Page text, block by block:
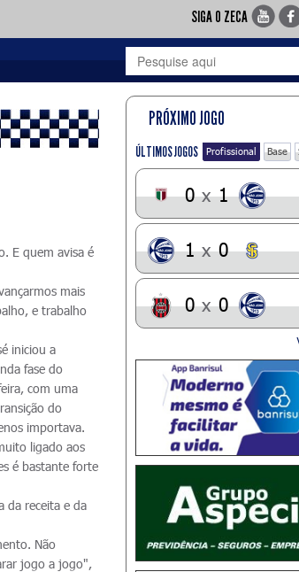
SIGA O ZECA
E quem avisa é
mais
e trabalho
iniciou a
fase do
com uma
do
importava.
ligado aos
é bastante forte
da receita e da
Não
jogo a jogo",
PRÓXIMO JOGO
ÚLTIMOS JOGOS Profissional Base
0 x 1
1 x 0
0 x 0